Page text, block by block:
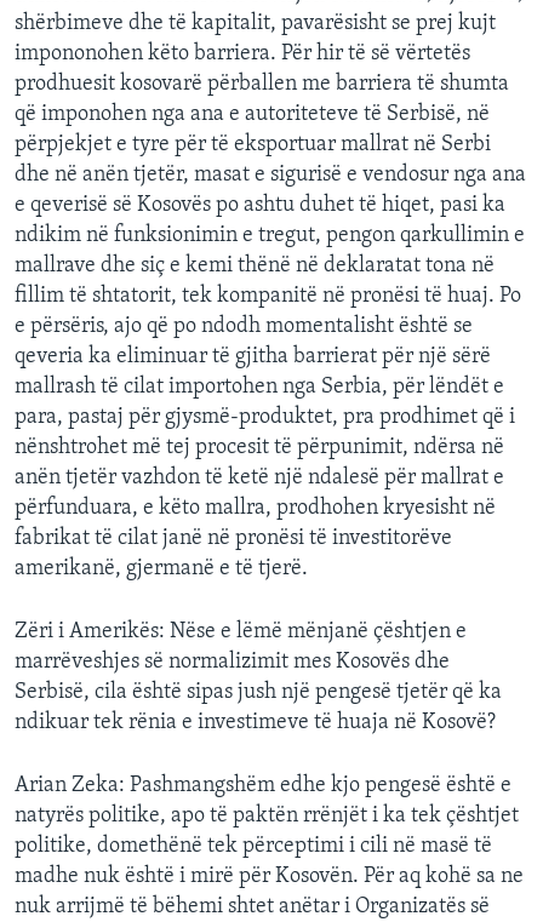
shërbimeve dhe të kapitalit, pavarësisht se prej kujt
impononohen këto barriera. Për hir të së vërtetës
prodhuesit kosovarë përballen me barriera të shumta
që imponohen nga ana e autoriteteve të Serbisë, në
përpjekjet e tyre për të eksportuar mallrat në Serbi
dhe në anën tjetër, masat e sigurisë e vendosur nga ana
e qeverisë së Kosovës po ashtu duhet të hiqet, pasi ka
ndikim në funksionimin e tregut, pengon qarkullimin e
mallrave dhe siç e kemi thënë në deklaratat tona në
fillim të shtatorit, tek kompanitë në pronësi të huaj. Po
e përsëris, ajo që po ndodh momentalisht është se
qeveria ka eliminuar të gjitha barrierat për një sërë
mallrash të cilat importohen nga Serbia, për lëndët e
para, pastaj për gjysmë-produktet, pra prodhimet që i
nënshtrohet më tej procesit të përpunimit, ndërsa në
anën tjetër vazhdon të ketë një ndalesë për mallrat e
përfunduara, e këto mallra, prodhohen kryesisht në
fabrikat të cilat janë në pronësi të investitorëve
amerikanë, gjermanë e të tjerë.
Zëri i Amerikës: Nëse e lëmë mënjanë çështjen e
marrëveshjes së normalizimit mes Kosovës dhe
Serbisë, cila është sipas jush një pengesë tjetër që ka
ndikuar tek rënia e investimeve të huaja në Kosovë?
Arian Zeka: Pashmangshëm edhe kjo pengesë është e
natyrës politike, apo të paktën rrënjët i ka tek çështjet
politike, domethënë tek përceptimi i cili në masë të
madhe nuk është i mirë për Kosovën. Për aq kohë sa ne
nuk arrijmë të bëhemi shtet anëtar i Organizatës së